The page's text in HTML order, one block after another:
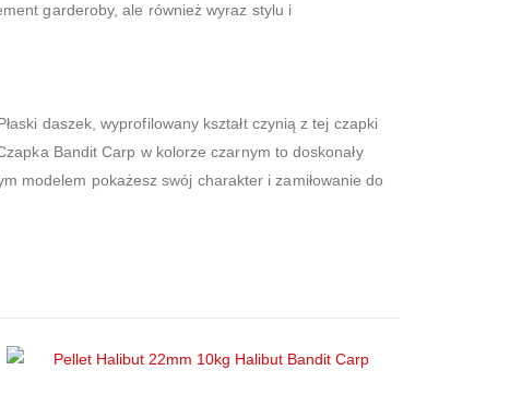
garderoby, ale również wyraz stylu i
daszek, wyprofilowany kształt czynią z tej czapki
Bandit Carp w kolorze czarnym to doskonały
modelem pokażesz swój charakter i zamiłowanie do